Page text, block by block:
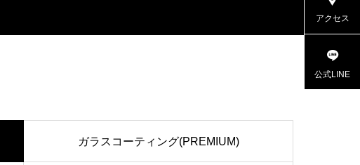
ガラスコーティング(PREMIUM)
アクセス
公式LINE